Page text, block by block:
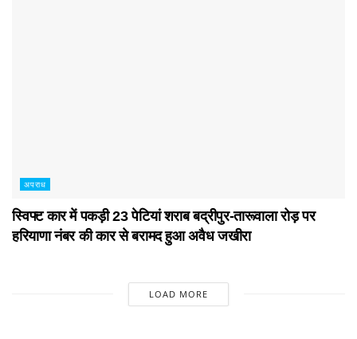
अपराध
स्विफ्ट कार में पकड़ी 23 पेटियां शराब बद्रीपुर-तारूवाला रोड़ पर
हरियाणा नंबर की कार से बरामद हुआ अवैध जखीरा
LOAD MORE